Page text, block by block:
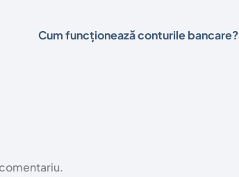
Cum funcționează conturile bancare?